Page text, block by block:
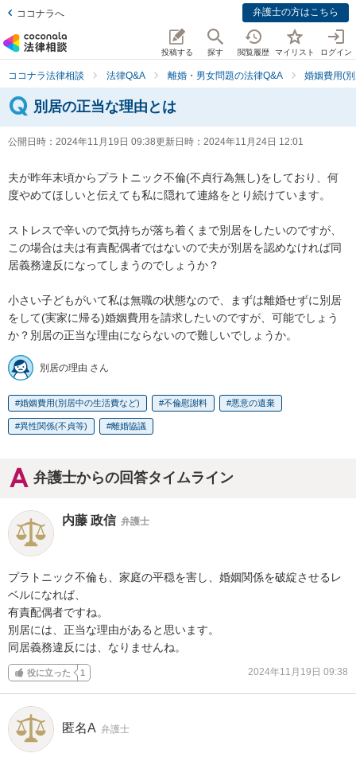
ココナラへ 弁護士の方はこちら
投稿する 探す 閲覧履歴 マイリスト ログイン
ココナラ法律相談 法律Q&A 離婚・男女問題の法律Q&A 婚姻費用(
別居の正当な理由とは
公開日時： 2024年11月19日 09:38更新日時： 2024年11月24日 12:01
夫が昨年末頃からプラトニック不倫(不貞行為無し)をしており、何
度やめてほしいと伝えても私に隠れて連絡をとり続けています。
ストレスで辛いので気持ちが落ち着くまで別居をしたいのですが、
この場合は夫は有責配偶者ではないので夫が別居を認めなければ同
居義務違反になってしまうのでしょうか？
小さい子どもがいて私は無職の状態なので、まずは離婚せずに別居
をして(実家に帰る)婚姻費用を請求したいのですが、可能でしょう
か？別居の正当な理由にならないので難しいでしょうか。
別居の理由 さん
婚姻費用(別居中の生活費など) 不倫慰謝料 悪意の遺棄
異性関係(不貞等) 離婚協議
弁護士からの回答タイムライン
内藤 政信 弁護士
プラトニック不倫も、家庭の平穏を害し、婚姻関係を破綻させるレ
ベルになれば、
有責配偶者ですね。
別居には、正当な理由があると思います。
同居義務違反には、なりませんね。
役に立った 1 2024年11月19日 09:38
匿名A 弁護士